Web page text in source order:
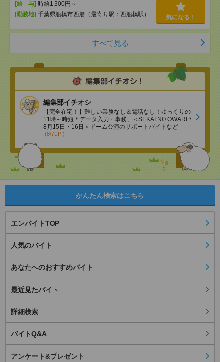
[給 与] 時給1,300円～
[勤務地] 千葉県船橋市西船（最寄り駅：西船橋駅） 気になる！
すべて見る
編集部イチオシ
【完全在宅！】難しい業務なし＆電話なし！ゆっくりの
11時～時短＊データ入力・事務、＜SEKAI NO OWARI＊
8月15日・16日＞ドーム公演のサポートバイトなど
(8/7UP!)
かんたん検索はこちら
エンバイトTOP
人気のバイト
あなたへのおすすめバイト
最近見たバイト
詳細検索
バイトQ&A
アンケート&プレゼント